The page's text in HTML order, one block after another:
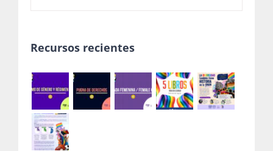
Recursos recientes